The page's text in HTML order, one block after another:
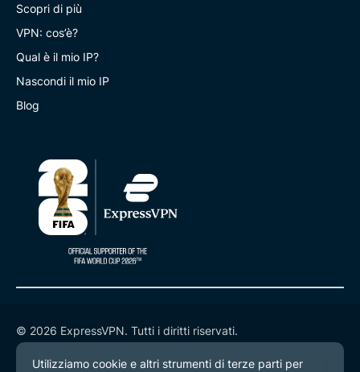
Scopri di più
VPN: cos’è?
Qual è il mio IP?
Nascondi il mio IP
Blog
© 2026 ExpressVPN. Tutti i diritti riservati.
Informativa sulla privacy